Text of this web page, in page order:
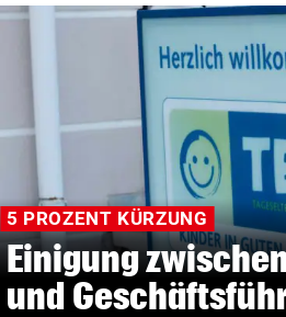
5 PROZENT KÜRZUNG
Einigung
und